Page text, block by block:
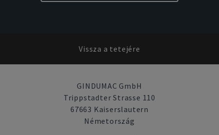
Vissza a tetejére
GINDUMAC GmbH
Trippstadter Strasse 110
67663 Kaiserslautern
Németország